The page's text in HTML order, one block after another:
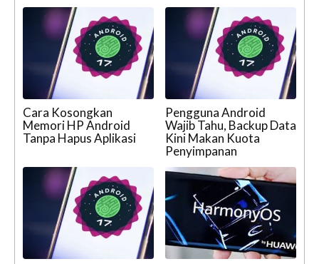
Cara Kosongkan
Memori HP Android
Tanpa Hapus Aplikasi
Pengguna Android
Wajib Tahu, Backup Data
Kini Makan Kuota
Penyimpanan